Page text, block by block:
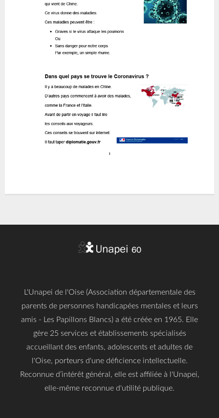
L'Unapei de l'Oise (Association départementale des
parents de personnes handicapées mentales et leurs
amis - Les Papillons Blancs) a été créée en 1965. Elle
gère 25 services et établissements spécialisés
accueillant des enfants, adolescents et adultes de
l'Oise, porteurs d'une déficience intellectuelle.
Reconnue d’intérêt général, elle est affiliée à l'Unapei,
elle-même reconnue d'utilité publique.